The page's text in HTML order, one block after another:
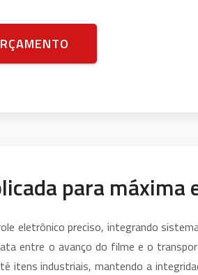
para máxima
eletrônico preciso, integrando
entre o avanço do filme e o
itens industriais, mantendo a